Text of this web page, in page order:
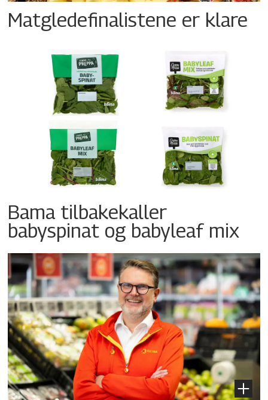
Matgledefinalistene er klare
Bama tilbakekaller
babyspinat og babyleaf mix